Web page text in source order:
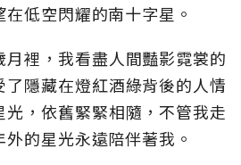
低空閃耀的南十字星。
裡，我看盡人間豔影霓裳的
隱藏在燈紅酒綠背後的人情
，依舊緊緊相隨，不管我走
的星光永遠陪伴著我。